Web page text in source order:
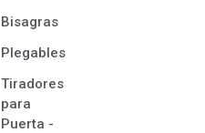
Bisagras
Plegables
Tiradores
para
Puerta -